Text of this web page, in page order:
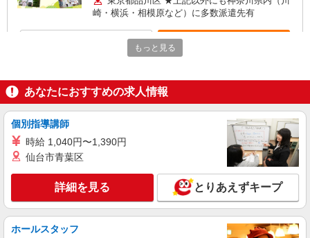
崎・横浜・相模原など）に多数派遣先有
LAPI-Staff株式会社 本社/軽作業窓口
物流事務
時給1,580円＋交通費全額支給
品川区 ★上記以外にも神奈川県内（川崎・横
浜・相模原など）に多数派遣先有
キープ 詳細を見る
LAPI-Staff株式会社 本社/軽作業窓口
もっと見る
あなたにおすすめの求人情報
個別指導講師
時給 1,040円〜1,390円
仙台市青葉区
詳細を見る とりあえずキープ
ホールスタッフ